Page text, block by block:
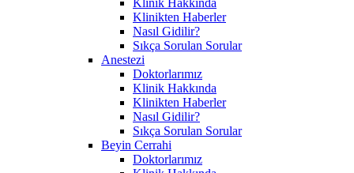
Klinikten Haberler
Nasıl Gidilir?
Sıkça Sorulan Sorular
Anestezi
Doktorlarımız
Klinik Hakkında
Klinikten Haberler
Nasıl Gidilir?
Sıkça Sorulan Sorular
Beyin Cerrahi
Doktorlarımız